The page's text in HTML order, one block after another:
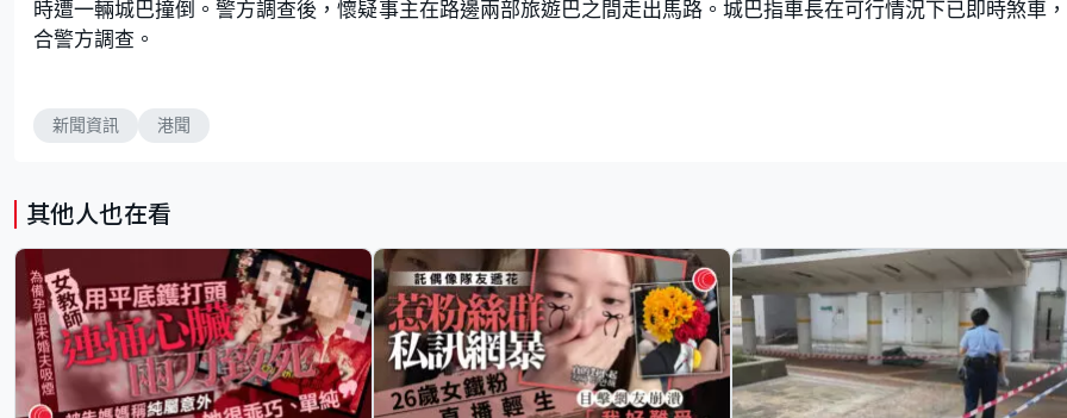
8
4
時遭一輛城巴撞倒。警方調查後，懷疑事主在路邊兩部旅遊巴之間走出馬路。城巴指車長在可行情況下已即時煞車
合警方調查。
新聞資訊 港聞
其他人也在看